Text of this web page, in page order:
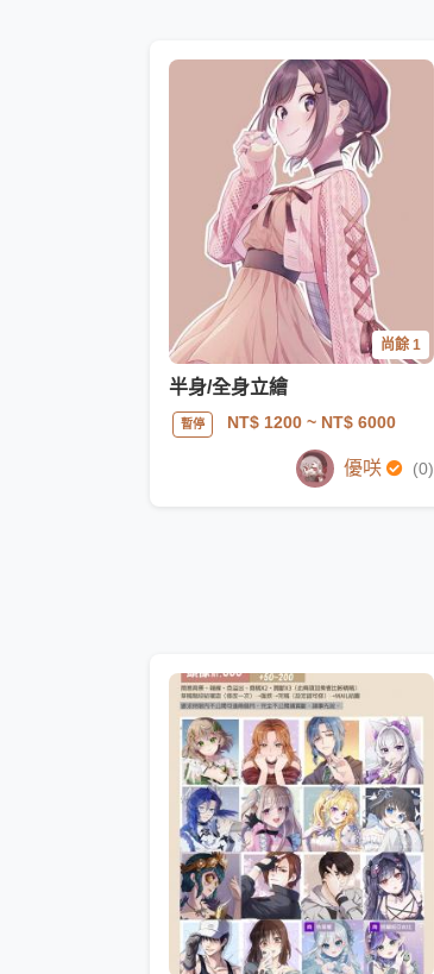
尚餘 1
半身/全身立繪
暫停 NT$ 1200~ NT$ 6000
優咲 (0)